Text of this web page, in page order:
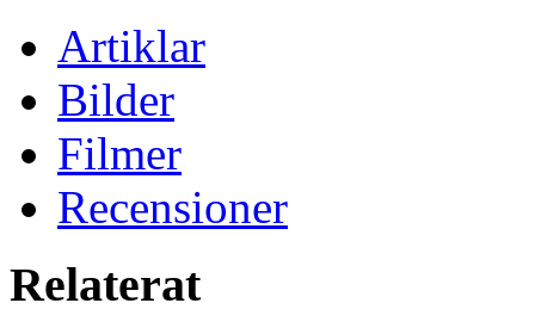
Artiklar
Bilder
Filmer
Recensioner
Relaterat